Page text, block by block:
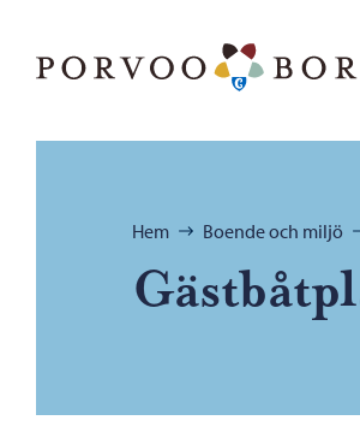
Bläddra:
Hem Boende och miljö